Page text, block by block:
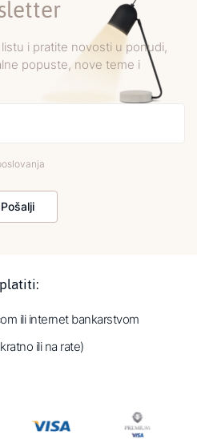
i pratite novosti u ponudi,
popuste, nove teme i
Pošalji
ili internet bankarstvom
ili na rate)